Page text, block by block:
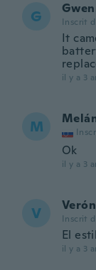
G Inscrit
It
il y a 3
M
Ok
il y a 3
V Inscrit
El
il y a 3